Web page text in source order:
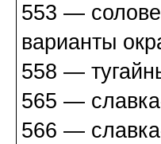
553 —
варианты
558 —
565 —
566 —